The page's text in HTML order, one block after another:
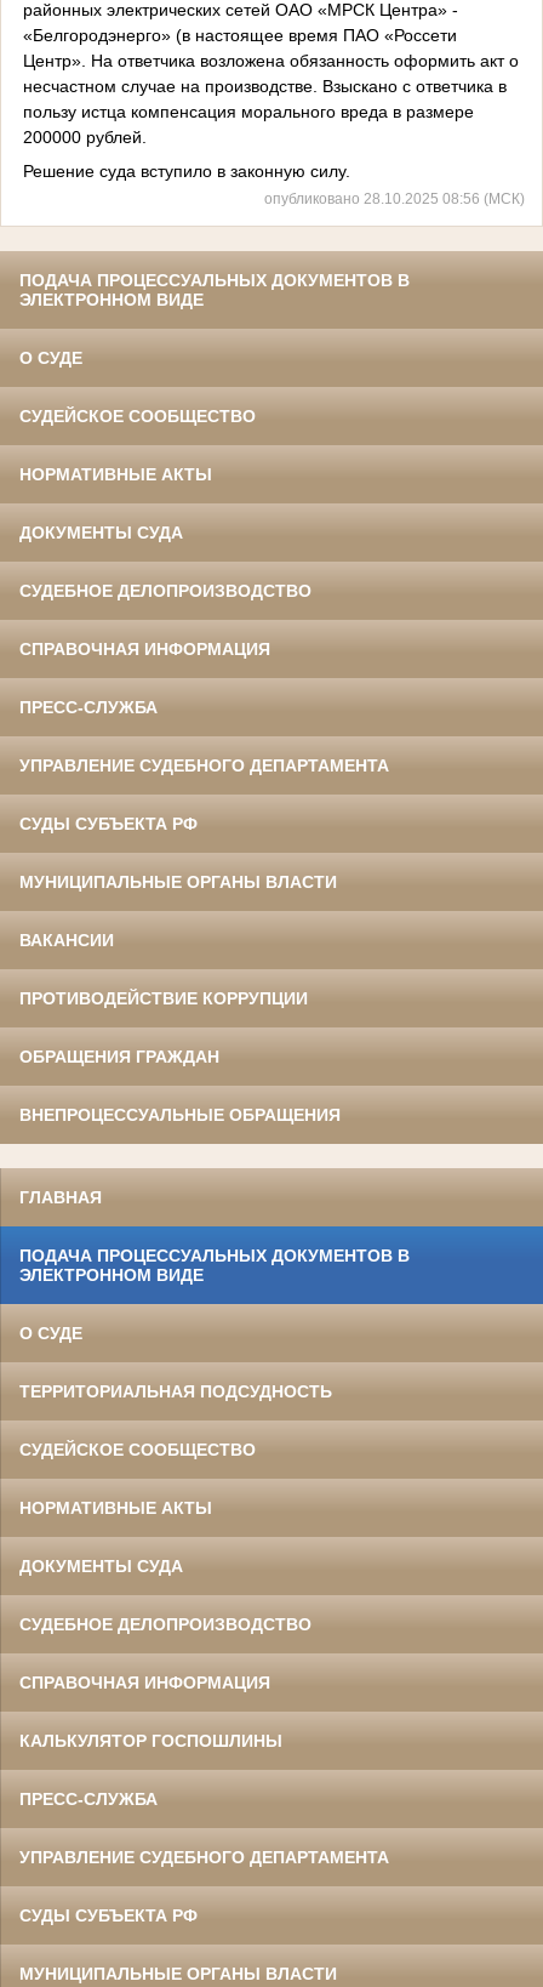
районных электрических сетей ОАО «МРСК Центра» -
«Белгородэнерго» (в настоящее время ПАО «Россети
Центр». На ответчика возложена обязанность оформить акт о
несчастном случае на производстве. Взыскано с ответчика в
пользу истца компенсация морального вреда в размере
200000 рублей.
Решение суда вступило в законную силу.
опубликовано 28.10.2025 08:56 (МСК)
ПОДАЧА ПРОЦЕССУАЛЬНЫХ ДОКУМЕНТОВ В
ЭЛЕКТРОННОМ ВИДЕ
О СУДЕ
СУДЕЙСКОЕ СООБЩЕСТВО
НОРМАТИВНЫЕ АКТЫ
ДОКУМЕНТЫ СУДА
СУДЕБНОЕ ДЕЛОПРОИЗВОДСТВО
СПРАВОЧНАЯ ИНФОРМАЦИЯ
ПРЕСС-СЛУЖБА
УПРАВЛЕНИЕ СУДЕБНОГО ДЕПАРТАМЕНТА
СУДЫ СУБЪЕКТА РФ
МУНИЦИПАЛЬНЫЕ ОРГАНЫ ВЛАСТИ
ВАКАНСИИ
ПРОТИВОДЕЙСТВИЕ КОРРУПЦИИ
ОБРАЩЕНИЯ ГРАЖДАН
ВНЕПРОЦЕССУАЛЬНЫЕ ОБРАЩЕНИЯ
ГЛАВНАЯ
ПОДАЧА ПРОЦЕССУАЛЬНЫХ ДОКУМЕНТОВ В
ЭЛЕКТРОННОМ ВИДЕ
О СУДЕ
ТЕРРИТОРИАЛЬНАЯ ПОДСУДНОСТЬ
СУДЕЙСКОЕ СООБЩЕСТВО
НОРМАТИВНЫЕ АКТЫ
ДОКУМЕНТЫ СУДА
СУДЕБНОЕ ДЕЛОПРОИЗВОДСТВО
СПРАВОЧНАЯ ИНФОРМАЦИЯ
КАЛЬКУЛЯТОР ГОСПОШЛИНЫ
ПРЕСС-СЛУЖБА
УПРАВЛЕНИЕ СУДЕБНОГО ДЕПАРТАМЕНТА
СУДЫ СУБЪЕКТА РФ
МУНИЦИПАЛЬНЫЕ ОРГАНЫ ВЛАСТИ